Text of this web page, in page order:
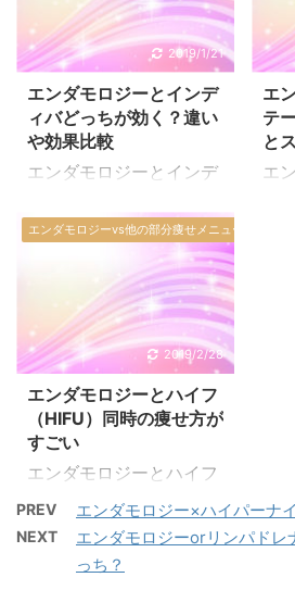
た時と同じような効果が
得られます。 電流が流れ
る特殊なパットを肌に貼
って、寝ているだけで良
いというのが魅力です。
お腹や太もも、ヒップ、
二の腕など筋肉の少ない
場所に使われることが多
いです。 30分emsをす
ると、腹筋600回分の運
動量になるというから驚
きですよね。 ビリビリと
電気が走る刺激があり、
出力を強めると痛みを感
じることもあります。 耐
えら ...
て
し
れ
の
度
が
ジ
2019/1/21
エンダモロジーとインデ
ィバどっちが効く？違い
や効果比較
エンダモロジーとインデ
くのエステサロンや美容
皮膚科などで導入されて
いるインディバも、人気
の痩身術の一つです。 イ
ンディバは、体の奥深い
部分まで電磁波エネルギ
ーを浸透させ、体内の細
胞に熱を発生させること
が出来ます。 この体の奥
深くで発生した熱によ
り、細胞が活性化され新
陳代謝が活発になりま
す。 それによって脂肪が
燃焼され、ダイエットに
エ
テ
と
エ
い
ね
エンダモロジーvs他の部分痩せメニュー
2019/2/28
エンダモロジーとハイフ
（HIFU）同時の痩せ方が
すごい
エンダモロジーとハイフ
～HIFUの痩せ方 ハイフ
(HIFU)という痩身方法を
ご存じですか？ 専門家の
中には『脂肪吸引に匹敵
PREV エンダモロジー×ハイパーナ
NEXT
エンダモロジーorリンパドレ
っち？